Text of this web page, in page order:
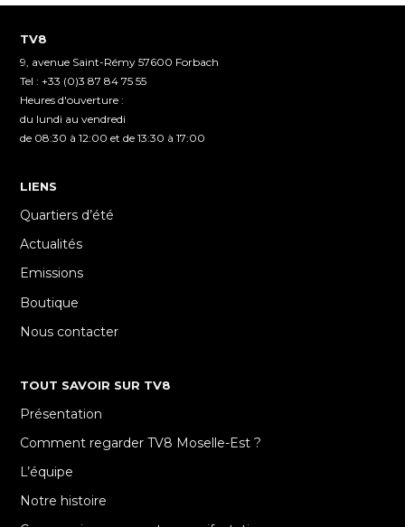
TV8
9, avenue Saint-Rémy 57600 Forbach
Tel : +33 (0)3 87 84 75 55
Heures d'ouverture :
du lundi au vendredi
de 08:30 à 12:00 et de 13:30 à 17:00
LIENS
Quartiers d’été
Actualités
Emissions
Boutique
Nous contacter
TOUT SAVOIR SUR TV8
Présentation
Comment regarder TV8 Moselle-Est ?
L’équipe
Notre histoire